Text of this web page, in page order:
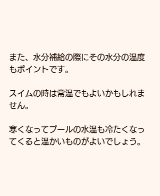
また、水分補給の際にその水分の温度
もポイントです。
スイムの時は常温でもよいかもしれま
せん。
寒くなってプールの水温も冷たくなっ
てくると温かいものがよいでしょう。